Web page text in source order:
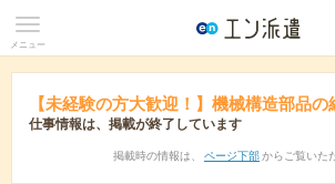
メニュー
【未経験の方大歓迎！】機械構造部品
仕事情報は、掲載が終了しています
掲載時の情報は、 ページ下部 からご覧いた